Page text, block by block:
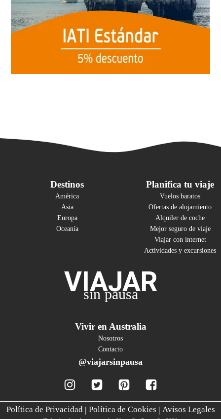
Destinos
América
Asia
Europa
Oceanía
Planifica tu viaje
Vuelos baratos
Ofertas de alojamiento
Alquiler de coche
Mejor seguro de viaje
Viajar con internet
Actividades y excursiones
VIAJAR
sin pausa
Vivir en Australia
Nosotros
Contacto
@viajarsinpausa
Política de Privacidad | Política de Cookies | Avisos Legales